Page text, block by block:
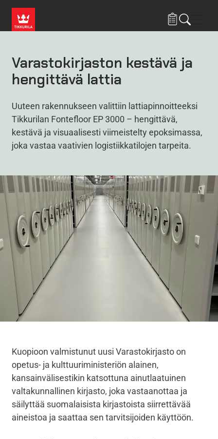
Varastokirjaston kestävä ja
hengittävä lattia
Uuteen rakennukseen valittiin lattiapinnoitteeksi
Tikkurilan Fontefloor EP 3000 – hengittävä,
kestävä ja visuaalisesti viimeistelty epoksimassa,
joka vastaa vaativien logistiikkatilojen tarpeita.
Kuopioon valmistunut uusi Varastokirjasto on
opetus- ja kulttuuriministeriön alainen,
kansainvälisestikin katsottuna ainutlaatuinen
valtakunnallinen kirjasto, joka vastaanottaa ja
säilyttää suomalaisista kirjastoista siirrettävää
aineistoa ja saattaa sen tarvitsijoiden käyttöön.